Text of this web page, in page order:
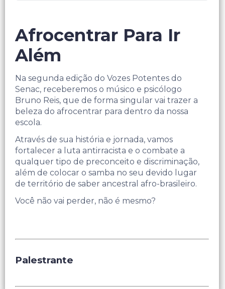
Afrocentrar Para Ir
Além
Na segunda edição do Vozes Potentes do
Senac, receberemos o músico e psicólogo
Bruno Reis, que de forma singular vai trazer a
beleza do afrocentrar para dentro da nossa
escola.
Através de sua história e jornada, vamos
fortalecer a luta antirracista e o combate a
qualquer tipo de preconceito e discriminação,
além de colocar o samba no seu devido lugar
de território de saber ancestral afro-brasileiro.
Você não vai perder, não é mesmo?
Palestrante